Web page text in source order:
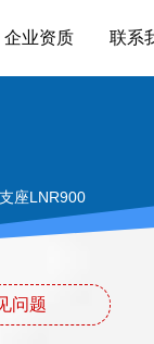
企业资质 联系
座LNR900
问题